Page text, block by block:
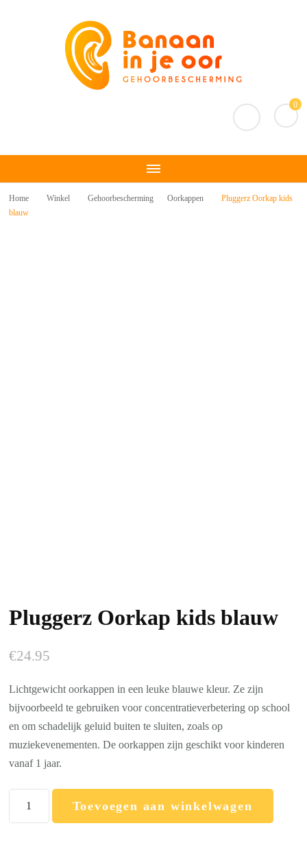
0
Home Winkel Gehoorbescherming Oorkappen
Pluggerz Oorkap kids
blauw
Pluggerz Oorkap kids blauw
€24.95
Lichtgewicht oorkappen in een leuke blauwe kleur. Ze zijn
bijvoorbeeld te gebruiken voor concentratieverbetering op school
en om schadelijk geluid buiten te sluiten, zoals op
muziekevenementen. De oorkappen zijn geschikt voor kinderen
vanaf 1 jaar.
Toevoegen aan winkelwagen